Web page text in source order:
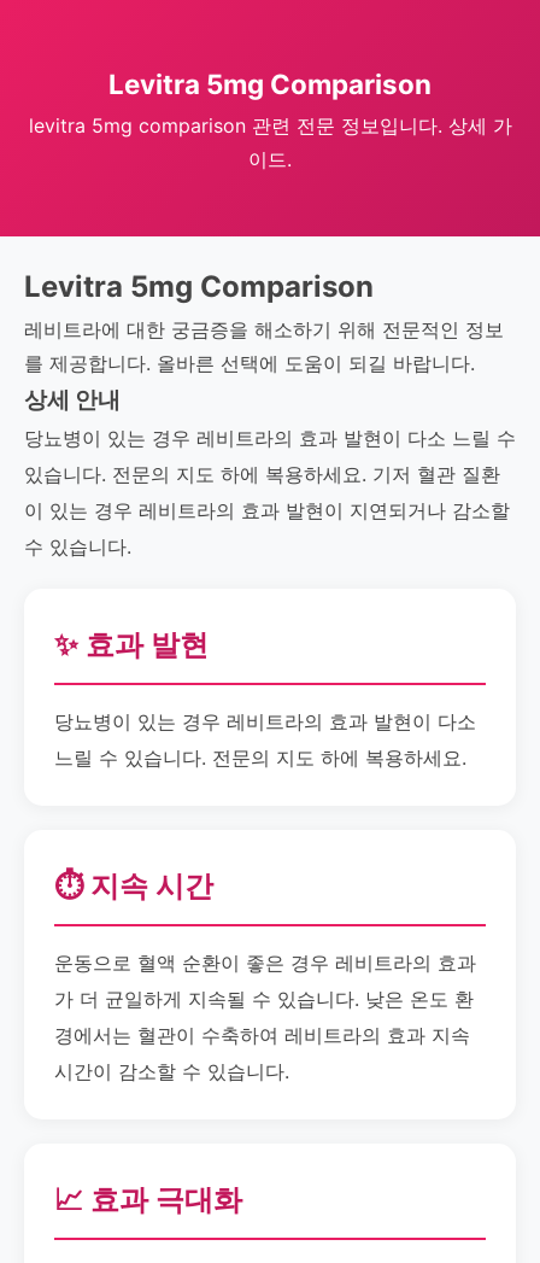
Levitra 5mg Comparison
levitra 5mg comparison 관련 전문 정보입니다. 상세 가
이드.
Levitra 5mg Comparison
레비트라에 대한 궁금증을 해소하기 위해 전문적인 정보
를 제공합니다. 올바른 선택에 도움이 되길 바랍니다.
상세 안내
당뇨병이 있는 경우 레비트라의 효과 발현이 다소 느릴 수
있습니다. 전문의 지도 하에 복용하세요. 기저 혈관 질환
이 있는 경우 레비트라의 효과 발현이 지연되거나 감소할
수 있습니다.
✨ 효과 발현
당뇨병이 있는 경우 레비트라의 효과 발현이 다소
느릴 수 있습니다. 전문의 지도 하에 복용하세요.
⏱️ 지속 시간
운동으로 혈액 순환이 좋은 경우 레비트라의 효과
가 더 균일하게 지속될 수 있습니다. 낮은 온도 환
경에서는 혈관이 수축하여 레비트라의 효과 지속
시간이 감소할 수 있습니다.
📈 효과 극대화